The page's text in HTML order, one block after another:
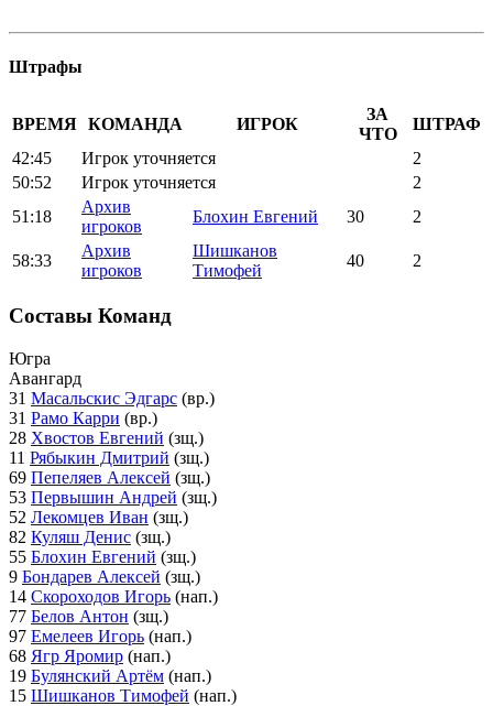
Штрафы
ВРЕМЯ КОМАНДА ИГРОК
ЗА
ЧТО
ШТРАФ
42:45
Игрок уточняется
2
50:52
Игрок уточняется
2
51:18
Архив
игроков
Блохин Евгений 30 2
58:33
Архив
игроков
Шишканов
Тимофей
40 2
Составы Команд
Югра
Авангард
31 Масальскис Эдгарс (вр.)
31 Рамо Карри (вр.)
28 Хвостов Евгений (зщ.)
11 Рябыкин Дмитрий (зщ.)
69 Пепеляев Алексей (зщ.)
53 Первышин Андрей (зщ.)
52 Лекомцев Иван (зщ.)
82 Куляш Денис (зщ.)
55 Блохин Евгений (зщ.)
9 Бондарев Алексей (зщ.)
14 Скороходов Игорь (нап.)
77 Белов Антон (зщ.)
97 Емелеев Игорь (нап.)
68 Ягр Яромир (нап.)
19 Булянский Артём (нап.)
15 Шишканов Тимофей (нап.)